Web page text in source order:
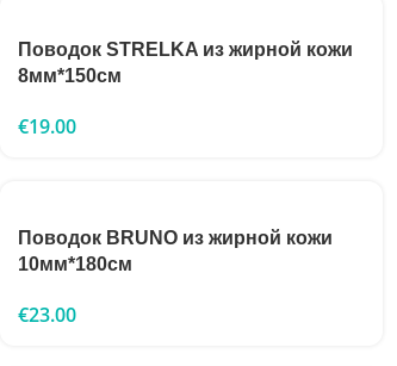
Поводок STRELKA из жирной кожи
8мм*150см
€19.00
Поводок BRUNO из жирной кожи
10мм*180см
€23.00